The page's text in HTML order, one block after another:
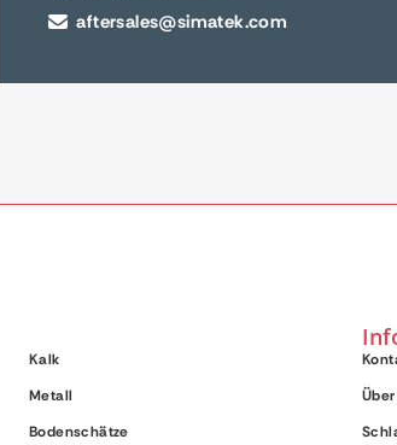
aftersales@simatek.com
Kalk
Metall
Bodenschätze